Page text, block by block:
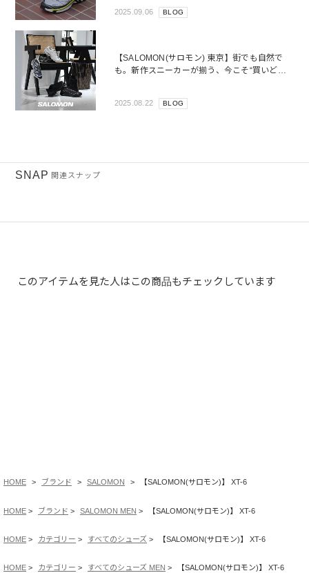
2025.09.06 BLOG
【SALOMON(サロモン) 東京】街でも自然で
も。新作スニーカーが揃う、今こそ“買いど
2025.08.22 BLOG
SNAP 関連スナップ
このアイテムを見た人はこの商品もチェックしています
HOME ブランド SALOMON 【SALOMON(サロモン)】 XT-6
HOME ブランド SALOMON MEN 【SALOMON(サロモン)】 XT-6
HOME カテゴリー すべてのシューズ 【SALOMON(サロモン)】 XT-6
HOME カテゴリー すべてのシューズ MEN 【SALOMON(サロモン)】 XT-6